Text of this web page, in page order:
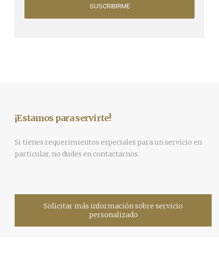
¡Estamos para servirte!
Si tienes requerimientos especiales para un servicio en
particular, no dudes en contactarnos.
Solicitar más información sobre servicio
personalizado